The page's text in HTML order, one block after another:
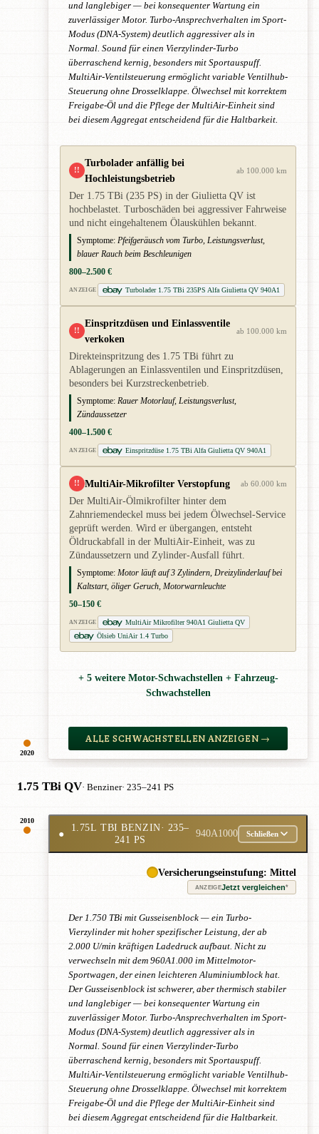
2020
und langlebiger — bei konsequenter Wartung ein
zuverlässiger Motor. Turbo-Ansprechverhalten im Sport-
Modus (DNA-System) deutlich aggressiver als in
Normal. Sound für einen Vierzylinder-Turbo
überraschend kernig, besonders mit Sportauspuff.
MultiAir-Ventilsteuerung ermöglicht variable Ventilhub-
Steuerung ohne Drosselklappe. Ölwechsel mit korrektem
Freigabe-Öl und die Pflege der MultiAir-Einheit sind
bei diesem Aggregat entscheidend für die Haltbarkeit.
!!
Turbolader anfällig bei
Hochleistungsbetrieb
ab 100.000 km
Der 1.75 TBi (235 PS) in der Giulietta QV ist
hochbelastet. Turboschäden bei aggressiver Fahrweise
und nicht eingehaltenem Ölauskühlen bekannt.
Symptome: Pfeifgeräusch vom Turbo, Leistungsverlust,
blauer Rauch beim Beschleunigen
800–2.500 €
ANZEIGE Turbolader 1.75 TBi 235PS Alfa Giulietta QV 940A1
!!
Einspritzdüsen und Einlassventile
verkoken
ab 100.000 km
Direkteinspritzung des 1.75 TBi führt zu
Ablagerungen an Einlassventilen und Einspritzdüsen,
besonders bei Kurzstreckenbetrieb.
Symptome: Rauer Motorlauf, Leistungsverlust,
Zündaussetzer
400–1.500 €
ANZEIGE Einspritzdüse 1.75 TBi Alfa Giulietta QV 940A1
!! MultiAir-Mikrofilter Verstopfung ab 60.000 km
Der MultiAir-Ölmikrofilter hinter dem
Zahnriemendeckel muss bei jedem Ölwechsel-Service
geprüft werden. Wird er übergangen, entsteht
Öldruckabfall in der MultiAir-Einheit, was zu
Zündaussetzern und Zylinder-Ausfall führt.
Symptome: Motor läuft auf 3 Zylindern, Dreizylinderlauf bei
Kaltstart, öliger Geruch, Motorwarnleuchte
50–150 €
ANZEIGE
MultiAir Mikrofilter 940A1 Giulietta QV
Ölsieb UniAir 1.4 Turbo
+ 5 weitere Motor-Schwachstellen + Fahrzeug-
Schwachstellen
ALLE SCHWACHSTELLEN ANZEIGEN →
1.75 TBi QV· Benziner· 235–241 PS
2010
●
1.75L TBI BENZIN· 235–
241 PS
940A1000 Schließen
Versicherungseinstufung: Mittel
ANZEIGEJetzt vergleichen*
Der 1.750 TBi mit Gusseisenblock — ein Turbo-
Vierzylinder mit hoher spezifischer Leistung, der ab
2.000 U/min kräftigen Ladedruck aufbaut. Nicht zu
verwechseln mit dem 960A1.000 im Mittelmotor-
Sportwagen, der einen leichteren Aluminiumblock hat.
Der Gusseisenblock ist schwerer, aber thermisch stabiler
und langlebiger — bei konsequenter Wartung ein
zuverlässiger Motor. Turbo-Ansprechverhalten im Sport-
Modus (DNA-System) deutlich aggressiver als in
Normal. Sound für einen Vierzylinder-Turbo
überraschend kernig, besonders mit Sportauspuff.
MultiAir-Ventilsteuerung ermöglicht variable Ventilhub-
Steuerung ohne Drosselklappe. Ölwechsel mit korrektem
Freigabe-Öl und die Pflege der MultiAir-Einheit sind
bei diesem Aggregat entscheidend für die Haltbarkeit.